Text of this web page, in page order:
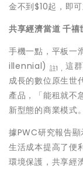
金不到$10起，即
共享經濟當道 千
手機一點，平板一
illennial) 註1， 這
成長的數位原生世
產品，「能租就不
新型態的商業模式。
據PWC研究報告顯
生活成本提高了便
環境保護，共享經